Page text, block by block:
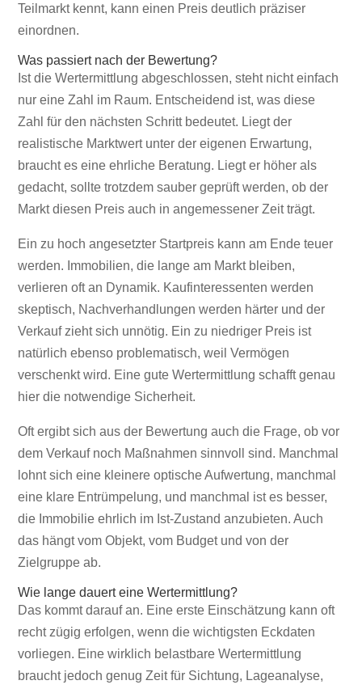
Teilmarkt kennt, kann einen Preis deutlich präziser
einordnen.
Was passiert nach der Bewertung?
Ist die Wertermittlung abgeschlossen, steht nicht einfach
nur eine Zahl im Raum. Entscheidend ist, was diese
Zahl für den nächsten Schritt bedeutet. Liegt der
realistische Marktwert unter der eigenen Erwartung,
braucht es eine ehrliche Beratung. Liegt er höher als
gedacht, sollte trotzdem sauber geprüft werden, ob der
Markt diesen Preis auch in angemessener Zeit trägt.
Ein zu hoch angesetzter Startpreis kann am Ende teuer
werden. Immobilien, die lange am Markt bleiben,
verlieren oft an Dynamik. Kaufinteressenten werden
skeptisch, Nachverhandlungen werden härter und der
Verkauf zieht sich unnötig. Ein zu niedriger Preis ist
natürlich ebenso problematisch, weil Vermögen
verschenkt wird. Eine gute Wertermittlung schafft genau
hier die notwendige Sicherheit.
Oft ergibt sich aus der Bewertung auch die Frage, ob vor
dem Verkauf noch Maßnahmen sinnvoll sind. Manchmal
lohnt sich eine kleinere optische Aufwertung, manchmal
eine klare Entrümpelung, und manchmal ist es besser,
die Immobilie ehrlich im Ist-Zustand anzubieten. Auch
das hängt vom Objekt, vom Budget und von der
Zielgruppe ab.
Wie lange dauert eine Wertermittlung?
Das kommt darauf an. Eine erste Einschätzung kann oft
recht zügig erfolgen, wenn die wichtigsten Eckdaten
vorliegen. Eine wirklich belastbare Wertermittlung
braucht jedoch genug Zeit für Sichtung, Lageanalyse,